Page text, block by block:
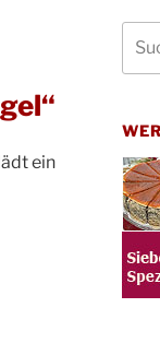
ein
nach: